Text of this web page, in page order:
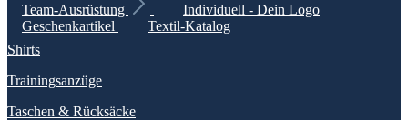
Team-Ausrüstung
Individuell - Dein Logo
Geschenkartikel
Textil-Katalog
Shirts
Trainingsanzüge
Taschen & Rücksäcke